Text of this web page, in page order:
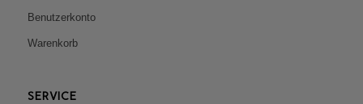
Benutzerkonto
Warenkorb
SERVICE